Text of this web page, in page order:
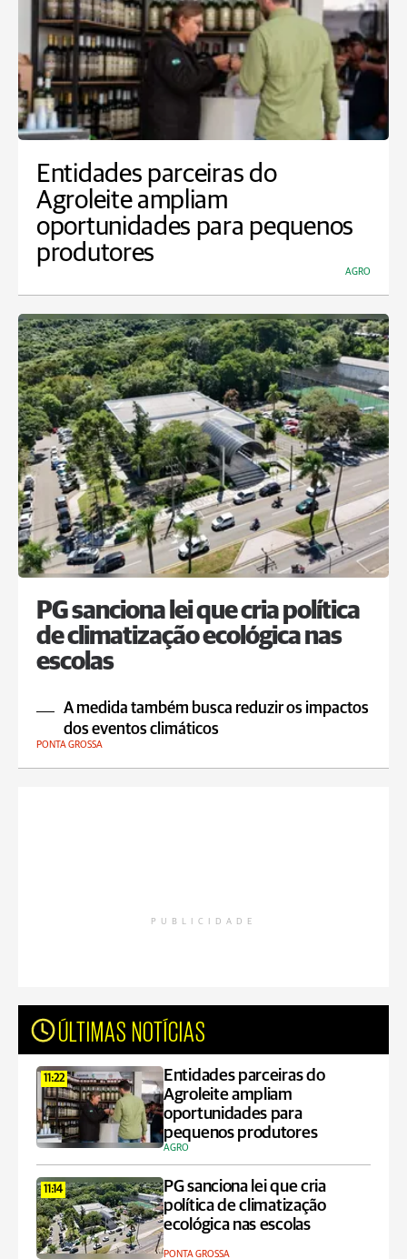
Entidades parceiras do
Agroleite ampliam
oportunidades para pequenos
produtores
AGRO
PG sanciona lei que cria política
de climatização ecológica nas
escolas
A medida também busca reduzir os impactos
dos eventos climáticos
PONTA GROSSA
PUBLICIDADE
ÚLTIMAS NOTÍCIAS
11:22
Entidades parceiras do
Agroleite ampliam
oportunidades para
pequenos produtores
AGRO
11:14
PG sanciona lei que cria
política de climatização
ecológica nas escolas
PONTA GROSSA